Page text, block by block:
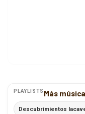
PLAYLISTS Más
Descubrimientos